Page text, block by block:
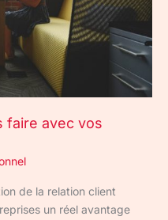
faire avec vos
de la relation client
un réel avantage